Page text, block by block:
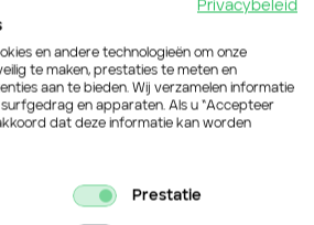
reviews
Privacybeleid
en andere technologieën om onze
te maken, prestaties te meten en
aan te bieden. Wij verzamelen informatie
en apparaten. Als u “Accepteer
dat deze informatie kan worden
Prestatie